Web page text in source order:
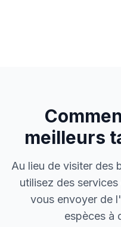
meilleurs
Au lieu de visiter des
utilisez des
vous envoyer de
espèces à